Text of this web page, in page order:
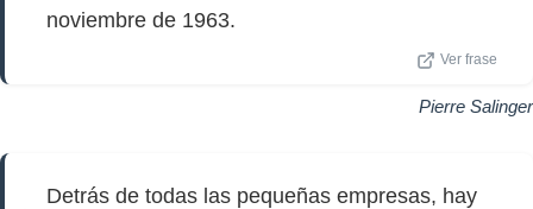
noviembre de 1963.
Ver frase
Pierre Salinger
Detrás de todas las pequeñas empresas, hay